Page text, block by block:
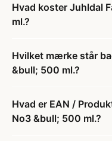
Hvad koster Juhldal
ml.?
Hvilket mærke står
&bull; 500 ml.?
Hvad er EAN /
No3 &bull; 500 ml.?